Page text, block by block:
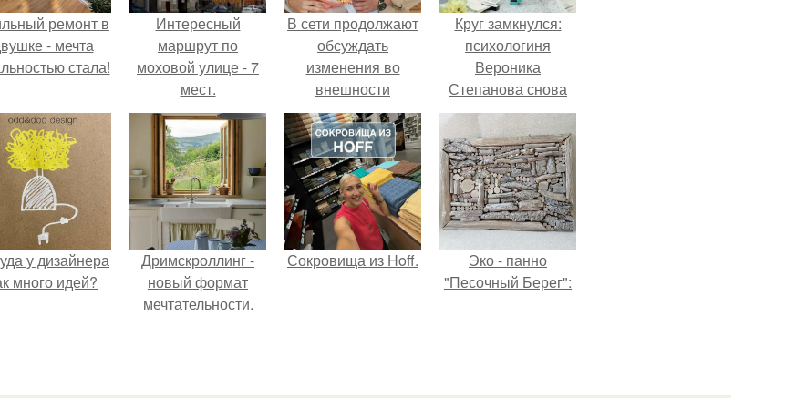
ремонт в
- мечта
стала!
Интересный
маршрут по
моховой улице - 7
мест.
В сети продолжают
обсуждать
изменения во
внешности
актрисы.
Круг замкнулся:
психологиня
Вероника
Степанова снова
вышла замуж за
собственного
бывшего мужа.
у дизайнера
много идей?
Дримскроллинг -
новый формат
мечтательности.
Сокровища из Hoff.
Эко - панно
"Песочный Берег":